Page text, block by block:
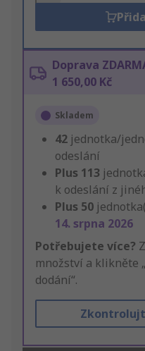
Doprava
1 650,00 Kč
Skladem
42 jednotka/
odeslání
Plus 113
k odeslání z
Plus 50
14. srpna 2026
Potřebujete více?
množství a klikněte
dodání“.